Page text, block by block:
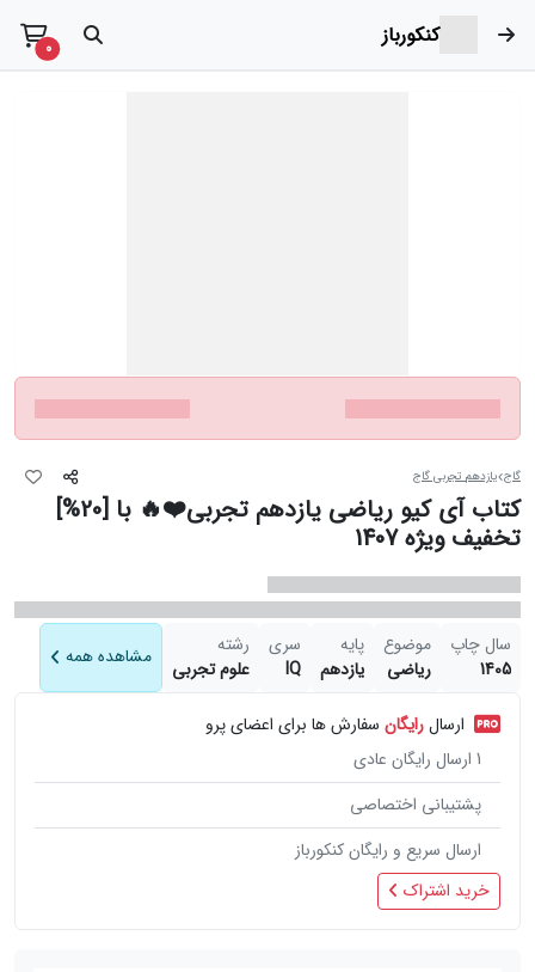
کنکورباز 0
items
گاج یازدهم تجربی گاج
کتاب آی کیو ریاضی یازدهم تجربی❤️🔥 با [20%]
تخفیف ویژه 1407
سال چاپ
1405
موضوع
ریاضی
پایه
یازدهم
سری
IQ
رشته
علوم تجربی
مشاهده همه
ارسالرایگان سفارش ها برای اعضای پرو
1 ارسال رایگان عادی
پشتیبانی اختصاصی
ارسال سریع و رایگان کنکورباز
خرید اشتراک